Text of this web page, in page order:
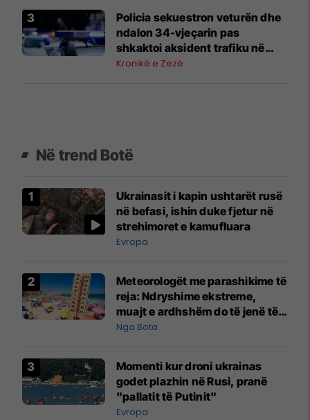
Policia sekuestron veturën dhe
ndalon 34-vjeçarin pas
shkaktoi aksident trafiku në
Shkup
Kronikë e Zezë
Në trend Botë
Ukrainasit i kapin ushtarët rusë
në befasi, ishin duke fjetur në
strehimoret e kamufluara
Evropa
Meteorologët me parashikime të
reja: Ndryshime ekstreme,
muajt e ardhshëm do të jenë të
pazakontë
Nga Bota
Momenti kur droni ukrainas
godet plazhin në Rusi, pranë
"pallatit të Putinit"
Evropa